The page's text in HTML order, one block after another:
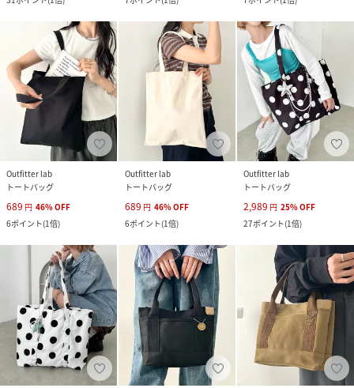
Outfitter lab
トートバッグ
689 円 46%OFF
6ポイント(1倍)
Outfitter lab
トートバッグ
689 円 46%OFF
6ポイント(1倍)
Outfitter lab
トートバッグ
2,989 円 25%OFF
27ポイント(1倍)